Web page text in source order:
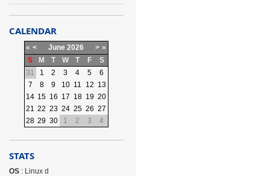
CALENDAR
« < June 2026 > »
S
M T W T F
S
31
1 2 3 4 5
6
7
8 9 10 11 12 13
14 15 16 17 18 19 20
21 22 23 24 25 26 27
28 29 30 1 2 3 4
STATS
OS: Linux d